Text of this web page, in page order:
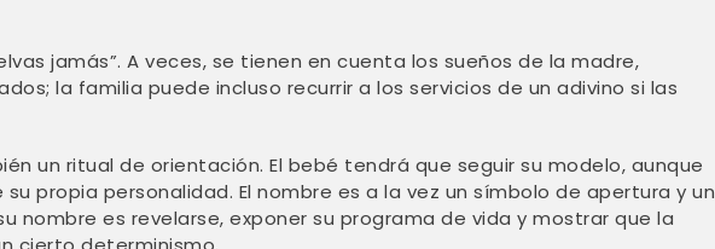
jamás”. A veces, se tienen en cuenta los sueños de la madre,
la familia puede incluso recurrir a los servicios de un adivino si las
un ritual de orientación. El bebé tendrá que seguir su modelo, aunque
propia personalidad. El nombre es a la vez un símbolo de apertura y un
nombre es revelarse, exponer su programa de vida y mostrar que la